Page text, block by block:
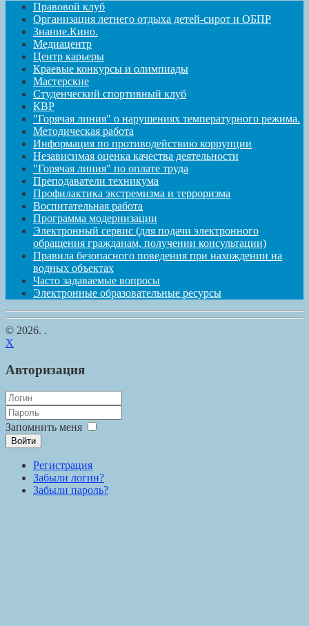
Правовой клуб
Организация летнего отдыха детей-сирот и ОБПР
Знание.Кино.
Медиацентр
Центр карьеры
Краевые конкурсы и олимпиады
Мастерские
Студенческий спортивный клуб
КВР
"Горячая линия" о нарушениях температурного режима.
Методическая работа
Информация по противодействию коррупции
Независимая оценка качества деятельности
"Горячая линия" по оплате труда
Преподаватели техникума
Профилактика экстремизма и терроризма
Воспитательная работа
Программа модернизации
Электронный сервис (для подачи электронного
обращения гражданам, получении консультации)
Правила безопасного поведения при нахождении на
водных объектах
Часто задаваемые вопросы
Электронные образовательные ресурсы
© 2026. .
X
Авторизация
Запомнить меня
Войти
Регистрация
Забыли логин?
Забыли пароль?